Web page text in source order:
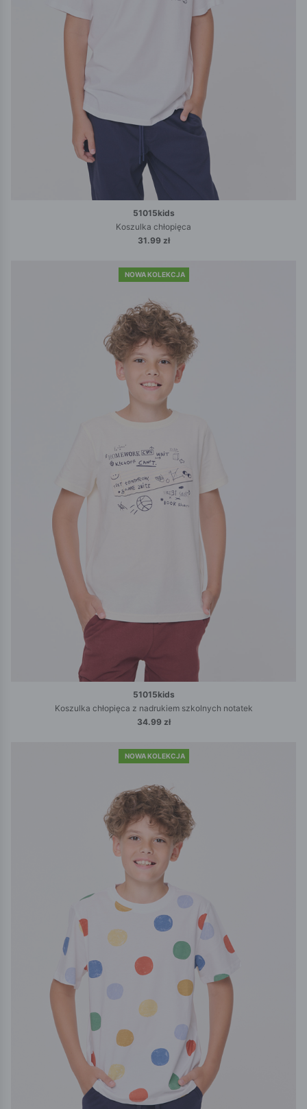
51015kids
Koszulka chłopięca
31.99 zł
NOWA KOLEKCJA
51015kids
Koszulka chłopięca z nadrukiem szkolnych notatek
34.99 zł
NOWA KOLEKCJA